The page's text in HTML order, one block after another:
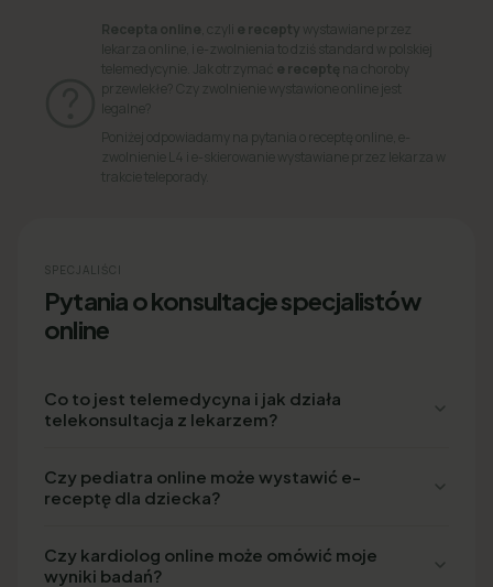
Recepta online , czyli e recepty wystawiane przez
lekarza online, i e-zwolnienia to dziś standard w polskiej
telemedycynie. Jak otrzymać e receptę na choroby
przewlekłe? Czy zwolnienie wystawione online jest
legalne?
Poniżej odpowiadamy na pytania o receptę online, e-
zwolnienie L4 i e-skierowanie wystawiane przez lekarza w
trakcie teleporady.
SPECJALIŚCI
Pytania o konsultacje specjalistów
online
Co to jest telemedycyna i jak działa
telekonsultacja z lekarzem?
Czy pediatra online może wystawić e-
receptę dla dziecka?
Czy kardiolog online może omówić moje
wyniki badań?